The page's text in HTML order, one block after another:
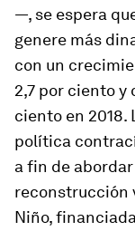
—, se espera
genere más
con un
2,7 por ciento y
ciento en 2018.
política
a fin de
reconstrucción
Niño,